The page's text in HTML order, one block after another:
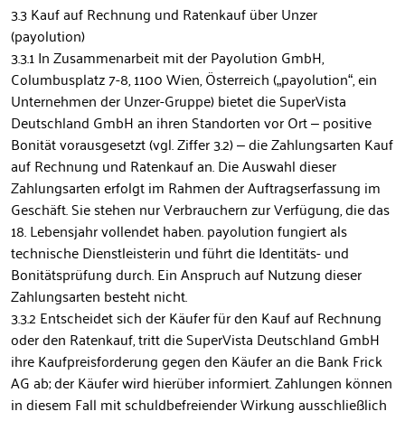
3.3 Kauf auf Rechnung und Ratenkauf über Unzer
(payolution)
3.3.1 In Zusammenarbeit mit der Payolution GmbH,
Columbusplatz 7-8, 1100 Wien, Österreich („payolution“, ein
Unternehmen der Unzer-Gruppe) bietet die SuperVista
Deutschland GmbH an ihren Standorten vor Ort – positive
Bonität vorausgesetzt (vgl. Ziffer 3.2) – die Zahlungsarten Kauf
auf Rechnung und Ratenkauf an. Die Auswahl dieser
Zahlungsarten erfolgt im Rahmen der Auftragserfassung im
Geschäft. Sie stehen nur Verbrauchern zur Verfügung, die das
18. Lebensjahr vollendet haben. payolution fungiert als
technische Dienstleisterin und führt die Identitäts- und
Bonitätsprüfung durch. Ein Anspruch auf Nutzung dieser
Zahlungsarten besteht nicht.
3.3.2 Entscheidet sich der Käufer für den Kauf auf Rechnung
oder den Ratenkauf, tritt die SuperVista Deutschland GmbH
ihre Kaufpreisforderung gegen den Käufer an die Bank Frick
AG ab; der Käufer wird hierüber informiert. Zahlungen können
in diesem Fall mit schuldbefreiender Wirkung ausschließlich